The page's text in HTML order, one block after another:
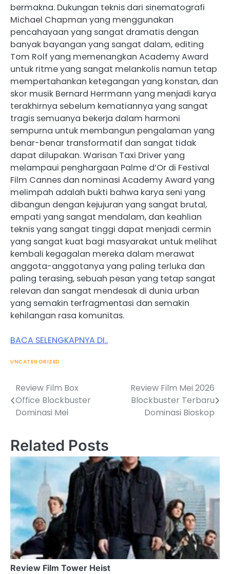
bermakna. Dukungan teknis dari sinematografi
Michael Chapman yang menggunakan
pencahayaan yang sangat dramatis dengan
banyak bayangan yang sangat dalam, editing
Tom Rolf yang memenangkan Academy Award
untuk ritme yang sangat melankolis namun tetap
mempertahankan ketegangan yang konstan, dan
skor musik Bernard Herrmann yang menjadi karya
terakhirnya sebelum kematiannya yang sangat
tragis semuanya bekerja dalam harmoni
sempurna untuk membangun pengalaman yang
benar-benar transformatif dan sangat tidak
dapat dilupakan. Warisan Taxi Driver yang
melampaui penghargaan Palme d’Or di Festival
Film Cannes dan nominasi Academy Award yang
melimpah adalah bukti bahwa karya seni yang
dibangun dengan kejujuran yang sangat brutal,
empati yang sangat mendalam, dan keahlian
teknis yang sangat tinggi dapat menjadi cermin
yang sangat kuat bagi masyarakat untuk melihat
kembali kegagalan mereka dalam merawat
anggota-anggotanya yang paling terluka dan
paling terasing, sebuah pesan yang tetap sangat
relevan dan sangat mendesak di dunia urban
yang semakin terfragmentasi dan semakin
kehilangan rasa komunitas.
BACA SELENGKAPNYA DI..
UNCATEGORIZED
Post
navigation
Review Film Box
Office Blockbuster
Dominasi Mei
Review Film Mei 2026
Blockbuster Terbaru
Dominasi Bioskop
Related Posts
Review Film Tower Heist